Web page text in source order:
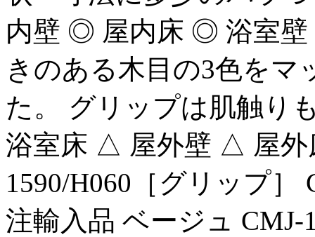
内壁 ◎ 屋内床 ◎ 浴室壁
きのある木目の3色を
た。 グリップは肌触り
浴室床 △ 屋外壁 △ 屋
1590/H060［グリップ］
注輸入品 ベージュ CMJ-